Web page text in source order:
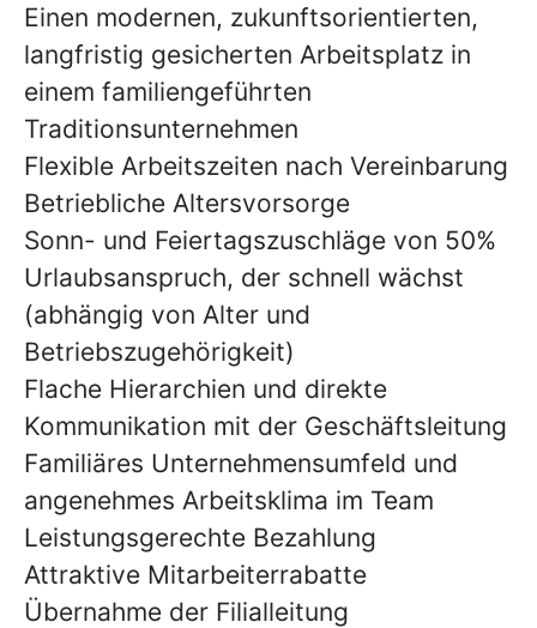
Einen modernen, zukunftsorientierten,
langfristig gesicherten Arbeitsplatz in
einem familiengeführten
Traditionsunternehmen
Flexible Arbeitszeiten nach Vereinbarung
Betriebliche Altersvorsorge
Sonn- und Feiertagszuschläge von 50%
Urlaubsanspruch, der schnell wächst
(abhängig von Alter und
Betriebszugehörigkeit)
Flache Hierarchien und direkte
Kommunikation mit der Geschäftsleitung
Familiäres Unternehmensumfeld und
angenehmes Arbeitsklima im Team
Leistungsgerechte Bezahlung
Attraktive Mitarbeiterrabatte
Übernahme der Filialleitung